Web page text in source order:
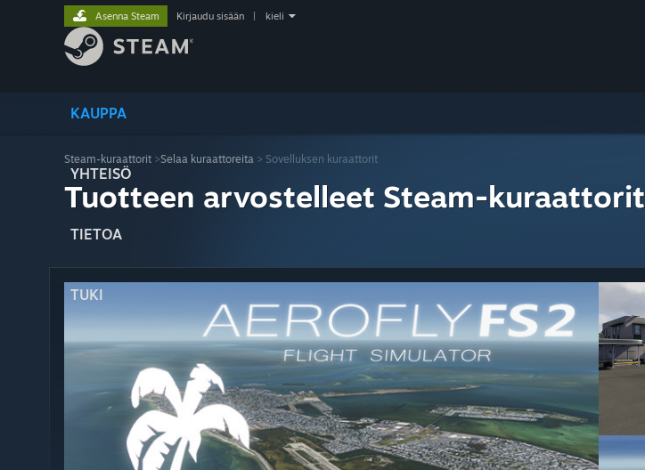
KAUPPA
YHTEISÖ
TIETOA
TUKI
Asenna Steam Kirjaudu sisään kieli
Steam-kuraattorit >Selaa kuraattoreita > Sovelluksen kuraattorit
Tuotteen arvostelleet Steam-kuraattorit